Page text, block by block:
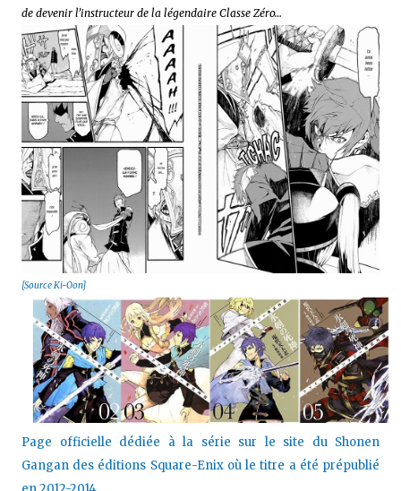
de devenir l’instructeur de la légendaire Classe Zéro…
[Source Ki-Oon]
Page officielle dédiée à la série sur le site du Shonen
Gangan des éditions Square-Enix où le titre a été prépublié